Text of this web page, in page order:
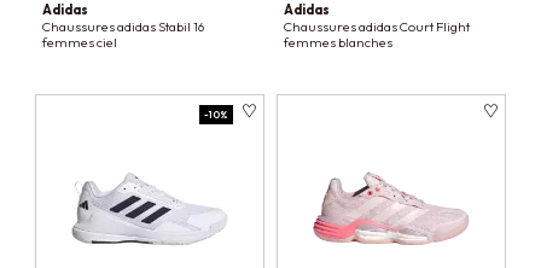
Adidas
Chaussures adidas Stabil 16
femmes ciel
Adidas
Chaussures adidas Court Flight
femmes blanches
-10%